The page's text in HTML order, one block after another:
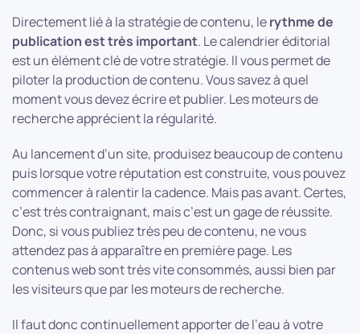
Directement lié à la stratégie de contenu, lerythme de
publication est très important. Le calendrier éditorial
est un élément clé de votre stratégie. Il vous permet de
piloter la production de contenu. Vous savez à quel
moment vous devez écrire et publier. Les moteurs de
recherche apprécient la régularité.
Au lancement d’un site, produisez beaucoup de contenu
puis lorsque votre réputation est construite, vous pouvez
commencer à ralentir la cadence. Mais pas avant. Certes,
c’est très contraignant, mais c’est un gage de réussite.
Donc, si vous publiez très peu de contenu, ne vous
attendez pas à apparaître en première page. Les
contenus web sont très vite consommés, aussi bien par
les visiteurs que par les moteurs de recherche.
Il faut donc continuellement apporter de l’eau à votre